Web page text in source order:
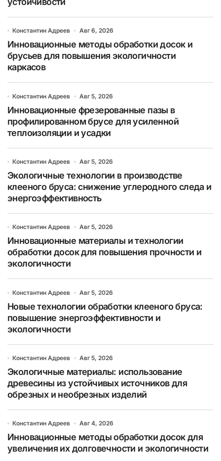
Константин Адреев Авг 6, 2026
Инновационные методы обработки досок и
брусьев для повышения экологичности
каркасов
Константин Адреев Авг 5, 2026
Инновационные фрезерованные пазы в
профилированном брусе для усиленной
теплоизоляции и усадки
Константин Адреев Авг 5, 2026
Экологичные технологии в производстве
клееного бруса: снижение углеродного следа и
энергоэффективность
Константин Адреев Авг 5, 2026
Инновационные материалы и технологии
обработки досок для повышения прочности и
экологичности
Константин Адреев Авг 5, 2026
Новые технологии обработки клееного бруса:
повышение энергоэффективности и
экологичности
Константин Адреев Авг 5, 2026
Экологичные материалы: использование
древесины из устойчивых источников для
обрезных и необрезных изделий
Константин Адреев Авг 4, 2026
Инновационные методы обработки досок для
увеличения их долговечности и экологичности